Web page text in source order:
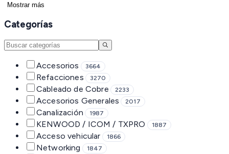
Mostrar más
Categorías
Accesorios 3664
Refacciones 3270
Cableado de Cobre 2233
Accesorios Generales 2017
Canalización 1987
KENWOOD / ICOM / TXPRO 1887
Acceso vehicular 1866
Networking 1847